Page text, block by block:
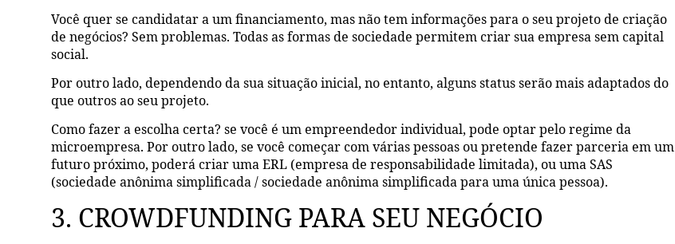
Você quer se candidatar a um financiamento, mas não tem informações para o seu projeto de criação
de negócios? Sem problemas. Todas as formas de sociedade permitem criar sua empresa sem capital
social.
Por outro lado, dependendo da sua situação inicial, no entanto, alguns status serão mais adaptados do
que outros ao seu projeto.
Como fazer a escolha certa? se você é um empreendedor individual, pode optar pelo regime da
microempresa. Por outro lado, se você começar com várias pessoas ou pretende fazer parceria em um
futuro próximo, poderá criar uma ERL (empresa de responsabilidade limitada), ou uma SAS
(sociedade anônima simplificada / sociedade anônima simplificada para uma única pessoa).
3. CROWDFUNDING PARA SEU NEGÓCIO